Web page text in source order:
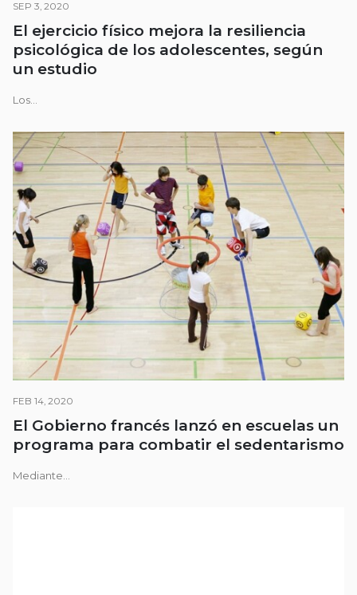
SEP 3, 2020
El ejercicio físico mejora la resiliencia
psicológica de los adolescentes, según
un estudio
Los...
FEB 14, 2020
El Gobierno francés lanzó en escuelas un
programa para combatir el sedentarismo
Mediante...